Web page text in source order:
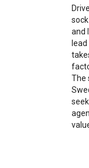
and
lead
The